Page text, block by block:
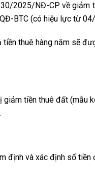
2025/NĐ-CP về giảm
BTC (có hiệu lực từ
thuê hàng năm sẽ
tiền thuê đất (mẫu
định và xác định số tiền